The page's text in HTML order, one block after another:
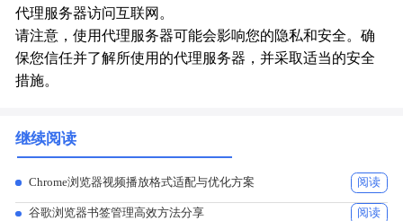
代理服务器访问互联网。
请注意，使用代理服务器可能会影响您的隐私和安全。确
保您信任并了解所使用的代理服务器，并采取适当的安全
措施。
继续阅读
Chrome浏览器视频播放格式适配与优化方案 阅读
谷歌浏览器书签管理高效方法分享 阅读